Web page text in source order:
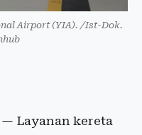
Airport (YIA). /Ist-Dok.
Layanan kereta